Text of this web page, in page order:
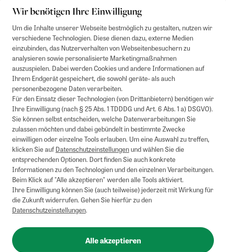
Wir benötigen Ihre Einwilligung
Um die Inhalte unserer Webseite bestmöglich zu gestalten, nutzen wir
verschiedene Technologien. Diese dienen dazu, externe Medien
einzubinden, das Nutzerverhalten von Webseitenbesuchern zu
analysieren sowie personalisierte Marketingmaßnahmen
auszuspielen. Dabei werden Cookies und andere Informationen auf
Ihrem Endgerät gespeichert, die sowohl geräte- als auch
personenbezogene Daten verarbeiten.
Für den Einsatz dieser Technologien (von Drittanbietern) benötigen wir
Ihre Einwilligung (nach § 25 Abs. 1 TDDDG und Art. 6 Abs. 1 a) DSGVO).
Sie können selbst entscheiden, welche Datenverarbeitungen Sie
zulassen möchten und dabei gebündelt in bestimmte Zwecke
einwilligen oder einzelne Tools erlauben. Um eine Auswahl zu treffen,
klicken Sie aufDatenschutzeinstellungenund wählen Sie die
entsprechenden Optionen. Dort finden Sie auch konkrete
Informationen zu den Technologien und den einzelnen Verarbeitungen.
Beim Klick auf "Alle akzeptieren" werden alle Tools aktiviert.
Ihre Einwilligung können Sie (auch teilweise) jederzeit mit Wirkung für
die Zukunft widerrufen. Gehen Sie hierfür zu den
Datenschutzeinstellungen.
Alle akzeptieren